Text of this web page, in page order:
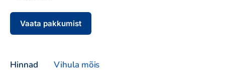
Vaata pakkumist
Hinnad Vihula mõis